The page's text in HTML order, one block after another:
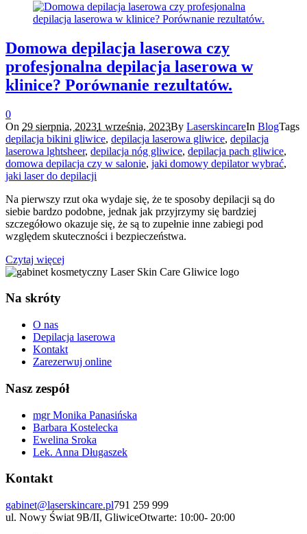
Domowa depilacja laserowa czy
profesjonalna depilacja laserowa w
klinice? Porównanie rezultatów.
0
On 29 sierpnia, 20231 września, 2023By LaserskincareIn BlogTags
depilacja bikini gliwice, depilacja laserowa gliwice, depilacja
laserowa lghtsheer, depilacja nóg gliwice, depilacja pach gliwice,
domowa depilacja czy w salonie, jaki domowy depilator wybrać,
jaki laser do depilacji
Na pierwszy rzut oka wydaje się, że te sposoby depilacji są do
siebie bardzo podobne, jednak jak przyjrzymy się bardziej
szczegółowo okazuje się, że są to zupełnie inne zabiegi pod
względem skuteczności i bezpieczeństwa.
Czytaj więcej
Na skróty
O nas
Depilacja laserowa
Kontakt
Zarezerwuj online
Nasz zespół
mgr Monika Panasińska
Barbara Kostelecka
Ewelina Sroka
Lek. Anna Długaszek
Kontakt
gabinet@laserskincare.pl791 259 999
ul. Nowy Świat 9B/II, GliwiceOtwarte: 10:00- 20:00